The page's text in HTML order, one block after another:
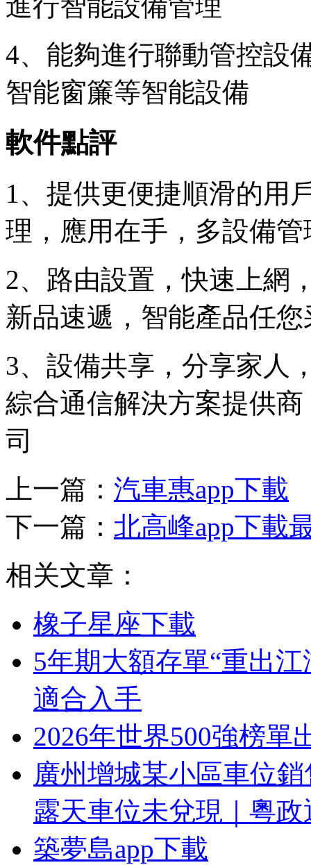
4、能夠進行聯動管控設
智能窗簾等智能設備
軟件點評
1、提供更便捷順滑的用
理，應用在手，多設備
2、路由設置，快速上網
新品速遞，智能產品任您
3、設備共享，分享家人
綜合通信解決方案提供
司
上一篇： 汽車惠app下載
下一篇： 北高峰app下載
相关文章：
橡子星座下載
5年期大額存單“重出
適合入手
2026年世界500強榜單
廣州增城某小區車位
露天車位未兌現｜粵政
築夢島app下載